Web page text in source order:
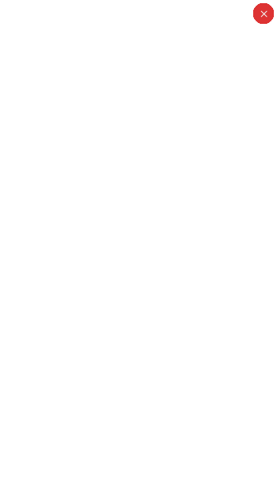
×
×
×
×
×
×
×
×